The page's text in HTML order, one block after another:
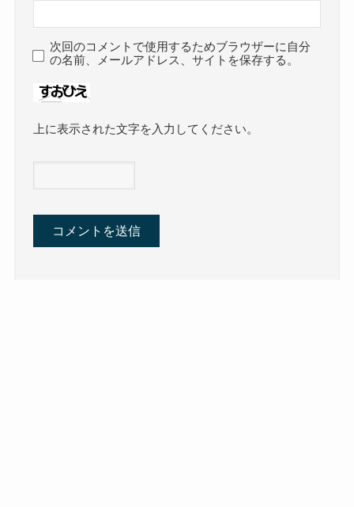
次回のコメントで使用するためブラウザーに自分
の名前、メールアドレス、サイトを保存する。
上に表示された文字を入力してください。